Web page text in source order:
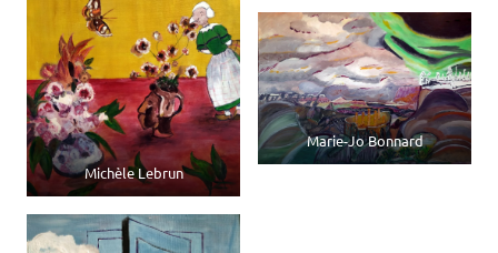
Michèle Lebrun
Marie-Jo Bonnard